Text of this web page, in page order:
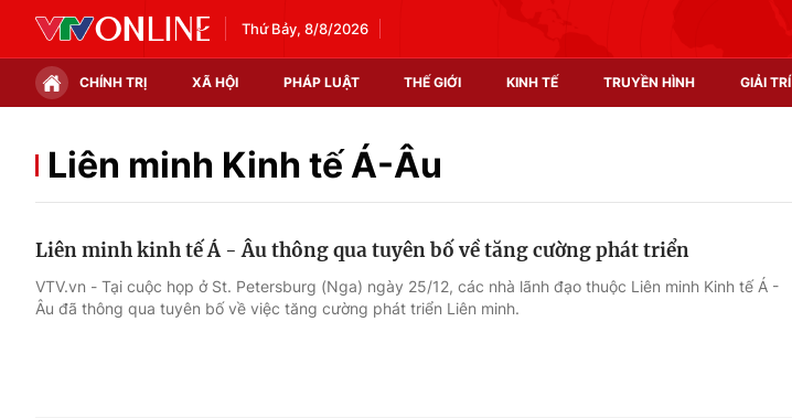
Thứ Bảy, 8/8/2026
CHÍNH TRỊ XÃ HỘI PHÁP LUẬT THẾ GIỚI KINH TẾ TRUYỀN HÌNH GIẢI TRÍ
Chính trị Xã hội
Thế giới đó đây
Thị trường
Liên minh Kinh tế Á-Âu
Liên minh kinh tế Á - Âu thông qua tuyên bố về tăng cường phát triển
VTV.vn - Tại cuộc họp ở St. Petersburg (Nga) ngày 25/12, các nhà lãnh đạo thuộc Liên minh Kinh tế Á -
Âu đã thông qua tuyên bố về việc tăng cường phát triển Liên minh.